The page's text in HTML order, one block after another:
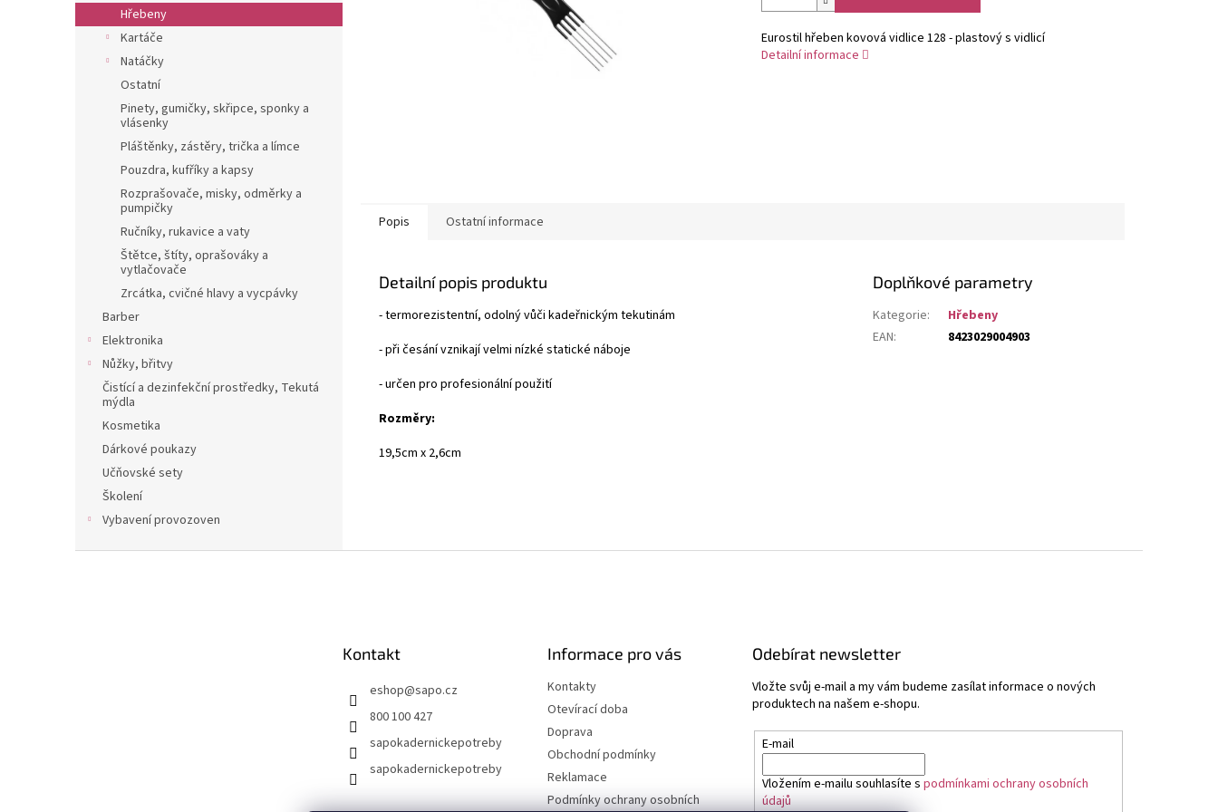
n
e
Hřebeny
Kartáče
Natáčky
Ostatní
Pinety, gumičky, skřipce, sponky a
vlásenky
Pláštěnky, zástěry, trička a límce
Pouzdra, kufříky a kapsy
Rozprašovače, misky, odměrky a
pumpičky
Ručníky, rukavice a vaty
Štětce, štíty, oprašováky a
vytlačovače
Zrcátka, cvičné hlavy a vycpávky
Barber
Elektronika
Nůžky, břitvy
Čistící a dezinfekční prostředky, Tekutá
mýdla
Kosmetika
Dárkové poukazy
Učňovské sety
Školení
Vybavení provozoven
Eurostil hřeben kovová vidlice 128 - plastový s vidlicí
Detailní informace
Popis Ostatní informace
Detailní popis produktu
- termorezistentní, odolný vůči kadeřnickým tekutinám
- při česání vznikají velmi nízké statické náboje
- určen pro profesionální použití
Rozměry:
19,5cm x 2,6cm
Doplňkové parametry
Kategorie:
Hřebeny
EAN: 8423029004903
Kontakt
eshop@sapo.cz
800 100 427
sapokadernickepotreby
sapokadernickepotreby
Informace pro vás
Kontakty
Otevírací doba
Doprava
Obchodní podmínky
Reklamace
Podmínky ochrany osobních
Odebírat newsletter
Vložte svůj e-mail a my vám budeme zasílat informace o nových
produktech na našem e-shopu.
E-mail
Vložením e-mailu souhlasíte spodmínkami ochrany osobních
údajů